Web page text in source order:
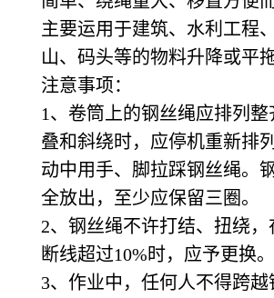
主要运用于建筑、水利工程
山、码头等的物料升降或平拖
注意事项：
1、卷筒上的钢丝绳应排列
叠和斜绕时，应停机重新排
动中用手、脚拉踩钢丝绳。
全放出，至少应保留三圈。
2、钢丝绳不许打结、扭绕，
断线超过10%时，应予更换。
3、作业中，任何人不得跨